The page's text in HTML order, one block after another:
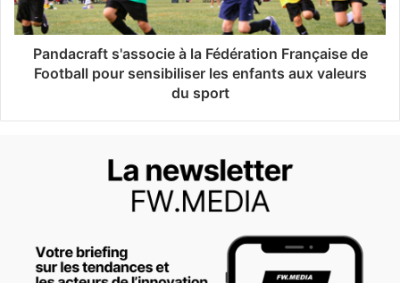
Pandacraft s'associe à la Fédération Française de
Football pour sensibiliser les enfants aux valeurs
du sport